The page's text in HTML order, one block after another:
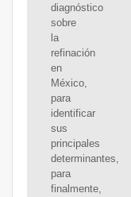
diagnóstico
sobre
la
refinación
en
México,
para
identificar
sus
principales
determinantes,
para
finalmente,